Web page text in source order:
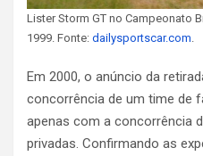
Lister Storm GT no Campeonato
1999. Fonte: dailysportscar.com
Em 2000, o anúncio da
concorrência de um time de
apenas com a concorrência
privadas. Confirmando as